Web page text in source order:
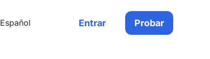
Español Entrar Probar